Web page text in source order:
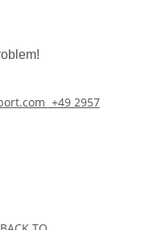
+49 2957